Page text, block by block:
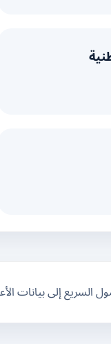
السريع إلى بيانات